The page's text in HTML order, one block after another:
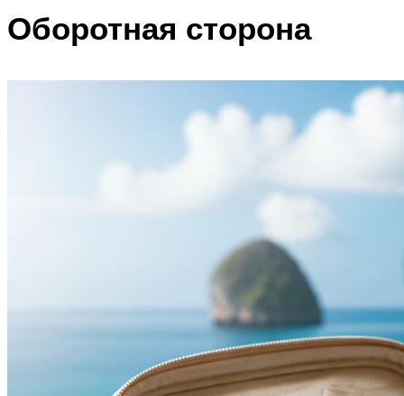
Оборотная сторона